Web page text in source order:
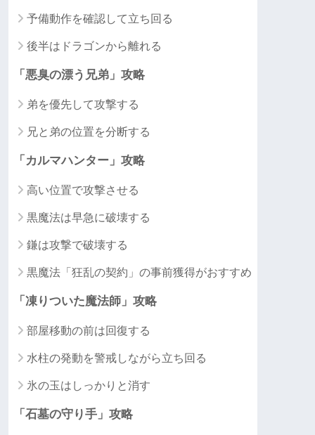
予備動作を確認して立ち回る
後半はドラゴンから離れる
「悪臭の漂う兄弟」攻略
弟を優先して攻撃する
兄と弟の位置を分断する
「カルマハンター」攻略
高い位置で攻撃させる
黒魔法は早急に破壊する
鎌は攻撃で破壊する
黒魔法「狂乱の契約」の事前獲得がおすすめ
「凍りついた魔法師」攻略
部屋移動の前は回復する
水柱の発動を警戒しながら立ち回る
氷の玉はしっかりと消す
「石墓の守り手」攻略